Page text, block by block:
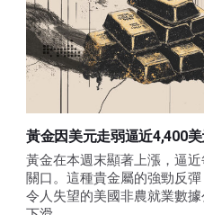
黃金因美元走弱逼近4,400
黃金在本週末顯著上漲，逼
關口。這種貴金屬的強勁反
令人失望的美國非農就業數